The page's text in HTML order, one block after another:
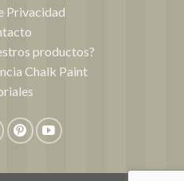
Privacidad
productos?
Chalk Paint